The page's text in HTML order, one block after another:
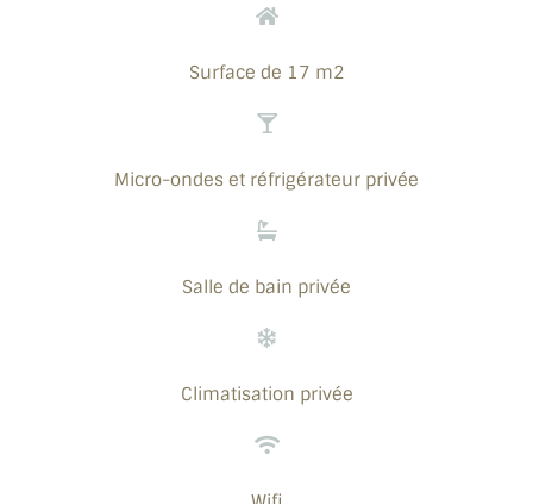
Surface de 17 m2
Micro-ondes et réfrigérateur privée
Salle de bain privée
Climatisation privée